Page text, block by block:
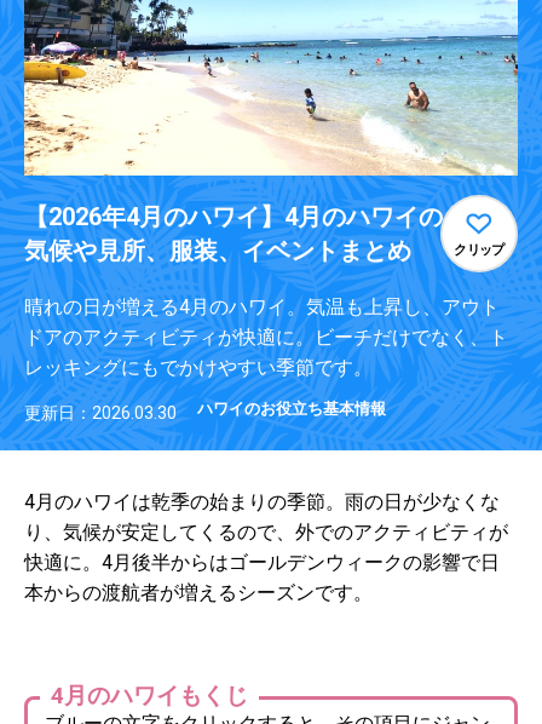
【2026年4月のハワイ】4月のハワイの
気候や見所、服装、イベントまとめ
クリップ
晴れの日が増える4月のハワイ。気温も上昇し、アウト
ドアのアクティビティが快適に。ビーチだけでなく、ト
レッキングにもでかけやすい季節です。
更新日：2026.03.30 ハワイのお役立ち基本情報
4月のハワイは乾季の始まりの季節。雨の日が少なくな
り、気候が安定してくるので、外でのアクティビティが
快適に。4月後半からはゴールデンウィークの影響で日
本からの渡航者が増えるシーズンです。
4月のハワイもくじ